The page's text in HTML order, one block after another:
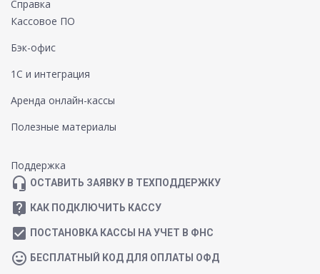
Справка
Кассовое ПО
Бэк-офис
1С и интеграция
Аренда онлайн-кассы
Полезные материалы
Поддержка
headset_mic ОСТАВИТЬ ЗАЯВКУ В ТЕХПОДДЕРЖКУ
live_help КАК ПОДКЛЮЧИТЬ КАССУ
check_box ПОСТАНОВКА КАССЫ НА УЧЕТ В ФНС
mood БЕСПЛАТНЫЙ КОД ДЛЯ ОПЛАТЫ ОФД